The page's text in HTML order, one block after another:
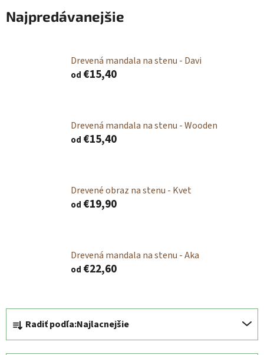
Najpredávanejšie
Drevená mandala na stenu - Davi
od €15,40
Drevená mandala na stenu - Wooden
od €15,40
Drevené obraz na stenu - Kvet
od €19,90
Drevená mandala na stenu - Aka
od €22,60
R
a
d
Radiť podľa:Najlacnejšie